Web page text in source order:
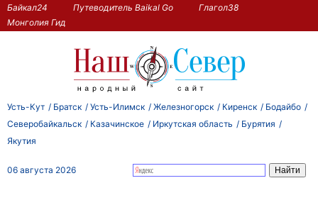
Байкал24 Путеводитель Baikal Go
Глагол38
Монголия Гид
Усть-Кут Братск Усть-Илимск Железногорск Киренск
Бодайбо
Северобайкальск
Казачинское Иркутская область
Бурятия
Якутия
06 августа 2026